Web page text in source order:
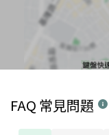
FAQ 常見問題